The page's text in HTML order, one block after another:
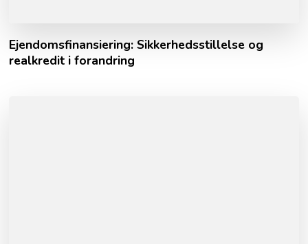
Ejendomsfinansiering: Sikkerhedsstillelse og
realkredit i forandring